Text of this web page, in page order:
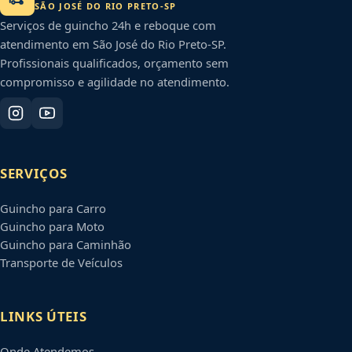
SÃO JOSÉ DO RIO PRETO -SP
Serviços de guincho 24h e reboque com
atendimento em São José do Rio Preto-SP.
Profissionais qualificados, orçamento sem
compromisso e agilidade no atendimento.
SERVIÇOS
Guincho para Carro
Guincho para Moto
Guincho para Caminhão
Transporte de Veículos
LINKS ÚTEIS